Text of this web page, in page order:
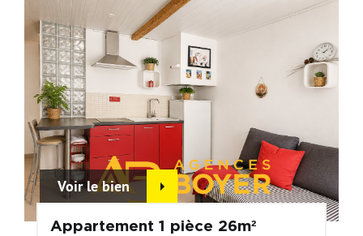
Voir le bien
Appartement 1 pièce 26m²